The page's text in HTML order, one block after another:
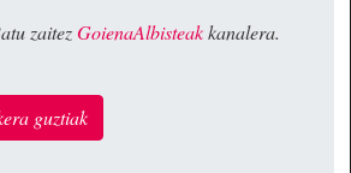
zaitezGoienaAlbisteakkanalera.
guztiak